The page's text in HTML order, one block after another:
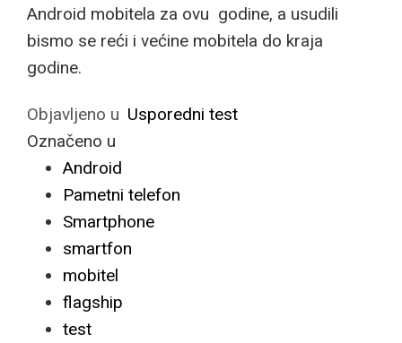
Android mobitela za ovu godine, a usudili
bismo se reći i većine mobitela do kraja
godine.
Objavljeno u Usporedni test
Označeno u
Android
Pametni telefon
Smartphone
smartfon
mobitel
flagship
test